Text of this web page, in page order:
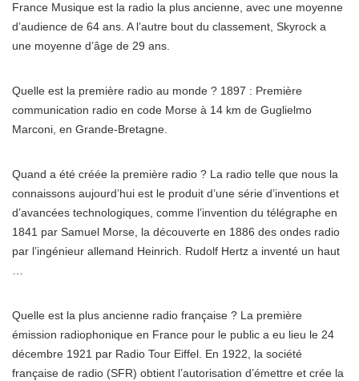
France Musique est la radio la plus ancienne, avec une moyenne
d’audience de 64 ans. A l’autre bout du classement, Skyrock a
une moyenne d’âge de 29 ans.
Quelle est la première radio au monde ? 1897 : Première
communication radio en code Morse à 14 km de Guglielmo
Marconi, en Grande-Bretagne.
Quand a été créée la première radio ? La radio telle que nous la
connaissons aujourd’hui est le produit d’une série d’inventions et
d’avancées technologiques, comme l’invention du télégraphe en
1841 par Samuel Morse, la découverte en 1886 des ondes radio
par l’ingénieur allemand Heinrich. Rudolf Hertz a inventé un haut
…
Quelle est la plus ancienne radio française ? La première
émission radiophonique en France pour le public a eu lieu le 24
décembre 1921 par Radio Tour Eiffel. En 1922, la société
française de radio (SFR) obtient l’autorisation d’émettre et crée la